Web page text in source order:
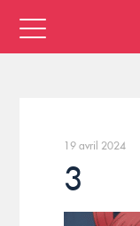
19 avril 2024
3